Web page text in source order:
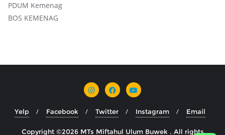
PDUM Kemenag
BOS KEMENAG
Yelp Facebook Twitter Instagram Email
Copyright ©2026 MTs Miftahul Ulum Buwek . All rights